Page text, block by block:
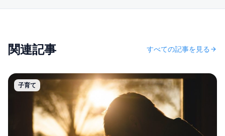
関連記事 すべての記事を見る arrow_forward
子育て